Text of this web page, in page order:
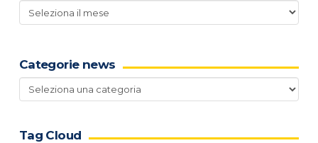
Archivio
news
Categorie news
Categorie
news
Tag Cloud